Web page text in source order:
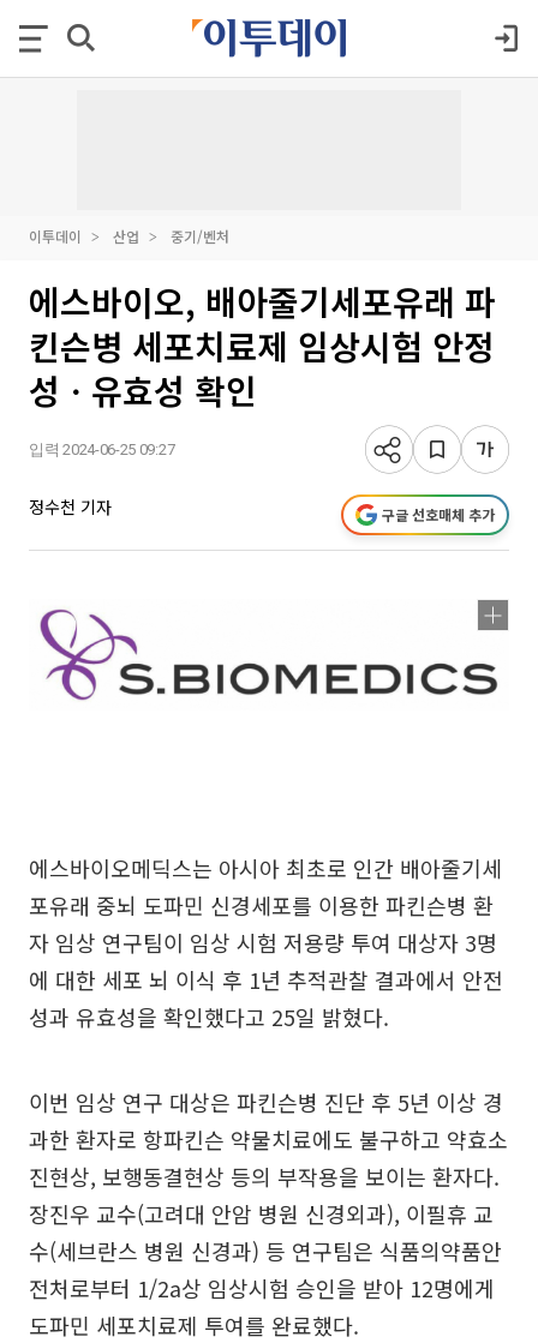
이투데이 산업 중기/벤처
에스바이오, 배아줄기세포유래 파
킨슨병 세포치료제 임상시험 안정
성ㆍ유효성 확인
입력 2024-06-25 09:27
정수천 기자 구글 선호매체 추가
에스바이오메딕스는 아시아 최초로 인간 배아줄기세
포유래 중뇌 도파민 신경세포를 이용한 파킨슨병 환
자 임상 연구팀이 임상 시험 저용량 투여 대상자 3명
에 대한 세포 뇌 이식 후 1년 추적관찰 결과에서 안전
성과 유효성을 확인했다고 25일 밝혔다.
이번 임상 연구 대상은 파킨슨병 진단 후 5년 이상 경
과한 환자로 항파킨슨 약물치료에도 불구하고 약효소
진현상, 보행동결현상 등의 부작용을 보이는 환자다.
장진우 교수(고려대 안암 병원 신경외과), 이필휴 교
수(세브란스 병원 신경과) 등 연구팀은 식품의약품안
전처로부터 1/2a상 임상시험 승인을 받아 12명에게
도파민 세포치료제 투여를 완료했다.